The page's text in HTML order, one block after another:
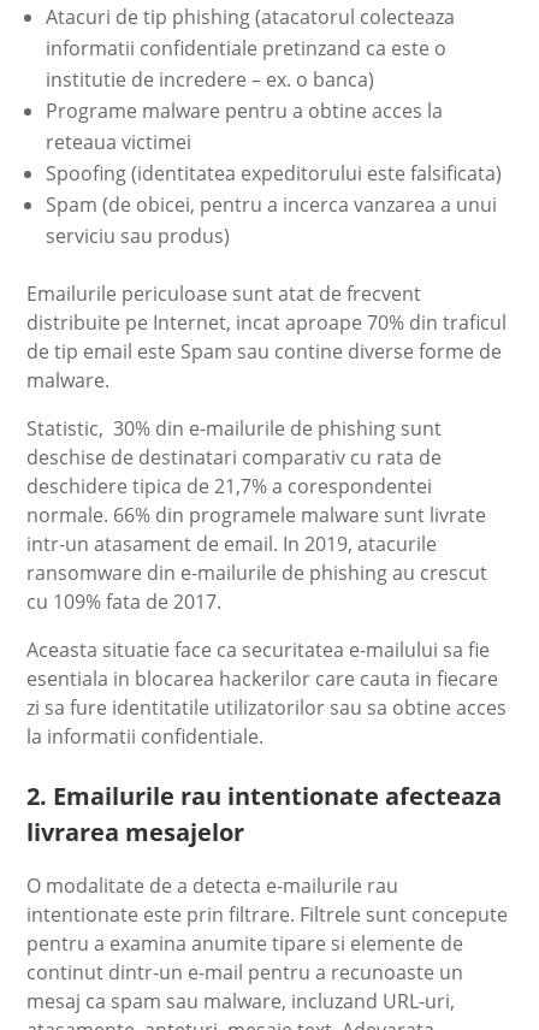
Atacuri de tip phishing (atacatorul colecteaza
informatii confidentiale pretinzand ca este o
institutie de incredere – ex. o banca)
Programe malware pentru a obtine acces la
reteaua victimei
Spoofing (identitatea expeditorului este falsificata)
Spam (de obicei, pentru a incerca vanzarea a unui
serviciu sau produs)
Emailurile periculoase sunt atat de frecvent
distribuite pe Internet, incat aproape 70% din traficul
de tip email este Spam sau contine diverse forme de
malware.
Statistic, 30% din e-mailurile de phishing sunt
deschise de destinatari comparativ cu rata de
deschidere tipica de 21,7% a corespondentei
normale. 66% din programele malware sunt livrate
intr-un atasament de email. In 2019, atacurile
ransomware din e-mailurile de phishing au crescut
cu 109% fata de 2017.
Aceasta situatie face ca securitatea e-mailului sa fie
esentiala in blocarea hackerilor care cauta in fiecare
zi sa fure identitatile utilizatorilor sau sa obtine acces
la informatii confidentiale.
2. Emailurile rau intentionate afecteaza
livrarea mesajelor
O modalitate de a detecta e-mailurile rau
intentionate este prin filtrare. Filtrele sunt concepute
pentru a examina anumite tipare si elemente de
continut dintr-un e-mail pentru a recunoaste un
mesaj ca spam sau malware, incluzand URL-uri,